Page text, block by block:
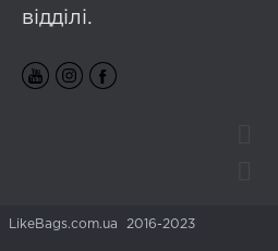
відділі.
LikeBags.com.ua 2016-2023